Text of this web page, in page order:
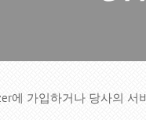
에 가입하거나 당사의